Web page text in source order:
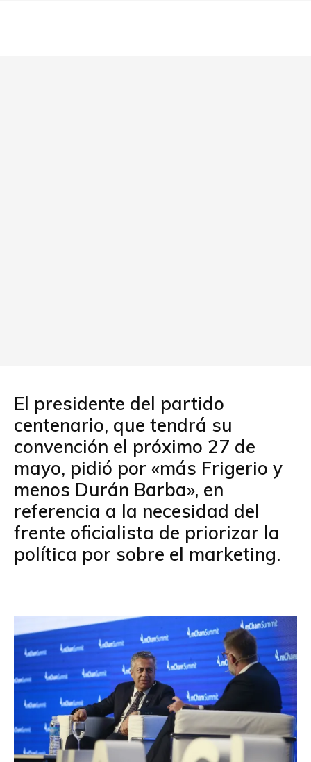
El presidente del partido
centenario, que tendrá su
convención el próximo 27 de
mayo, pidió por «más Frigerio y
menos Durán Barba», en
referencia a la necesidad del
frente oficialista de priorizar la
política por sobre el marketing.